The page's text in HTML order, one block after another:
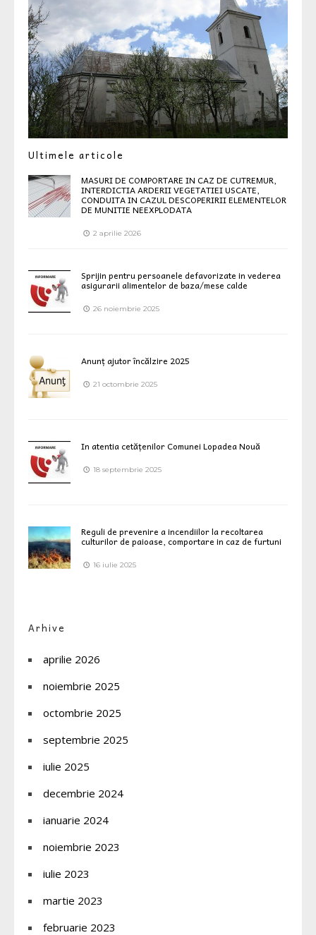
Ultimele articole
MASURI DE COMPORTARE IN CAZ DE CUTREMUR,
INTERDICTIA ARDERII VEGETATIEI USCATE,
CONDUITA IN CAZUL DESCOPERIRII ELEMENTELOR
DE MUNITIE NEEXPLODATA
2 aprilie 2026
Sprijin pentru persoanele defavorizate in vederea
asigurarii alimentelor de baza/mese calde
26 noiembrie 2025
Anunț ajutor încălzire 2025
21 octombrie 2025
In atentia cetățenilor Comunei Lopadea Nouă
18 septembrie 2025
Reguli de prevenire a incendiilor la recoltarea
culturilor de paioase, comportare in caz de furtuni
16 iulie 2025
Arhive
aprilie 2026
noiembrie 2025
octombrie 2025
septembrie 2025
iulie 2025
decembrie 2024
ianuarie 2024
noiembrie 2023
iulie 2023
martie 2023
februarie 2023